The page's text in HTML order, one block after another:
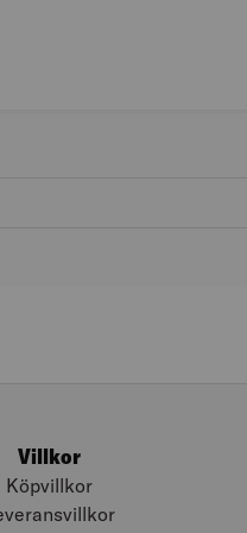
Villkor
Köpvillkor